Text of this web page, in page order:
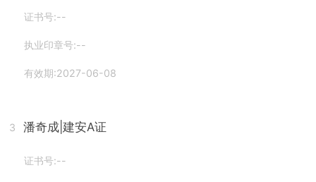
证书号:--
执业印章号:--
有效期:2027-06-08
3 潘奇成 |建安A证
证书号:--